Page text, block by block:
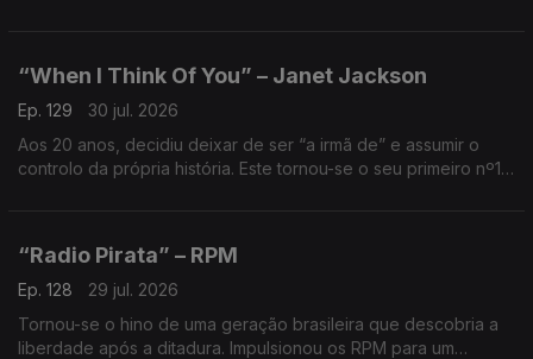
“When I Think Of You” – Janet Jackson
Ep. 129
30 jul. 2026
Aos 20 anos, decidiu deixar de ser “a irmã de” e assumir o
controlo da própria história. Este tornou-se o seu primeiro nº1
“Radio Pirata” – RPM
Ep. 128
29 jul. 2026
Tornou-se o hino de uma geração brasileira que descobria a
liberdade após a ditadura. Impulsionou os RPM para um